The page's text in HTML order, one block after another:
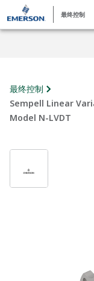
最终控制
最终控制
Sempell Linear
Model N-LVDT